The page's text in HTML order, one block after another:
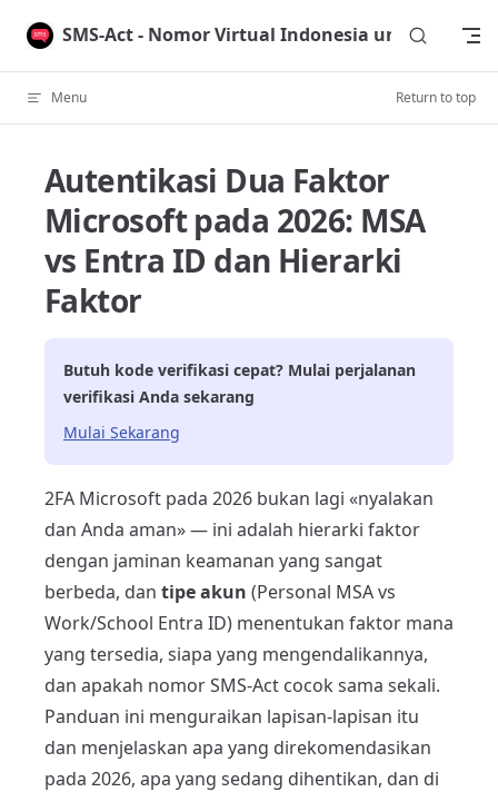
Skip to content
SMS-Act - Nomor Virtual Indonesia untuk
Menu Return to top
Autentikasi Dua Faktor
Microsoft pada 2026: MSA
vs Entra ID dan Hierarki
Faktor
Butuh kode verifikasi cepat? Mulai perjalanan
verifikasi Anda sekarang
Mulai Sekarang
2FA Microsoft pada 2026 bukan lagi «nyalakan
dan Anda aman» — ini adalah hierarki faktor
dengan jaminan keamanan yang sangat
berbeda, dan tipe akun (Personal MSA vs
Work/School Entra ID) menentukan faktor mana
yang tersedia, siapa yang mengendalikannya,
dan apakah nomor SMS-Act cocok sama sekali.
Panduan ini menguraikan lapisan-lapisan itu
dan menjelaskan apa yang direkomendasikan
pada 2026, apa yang sedang dihentikan, dan di